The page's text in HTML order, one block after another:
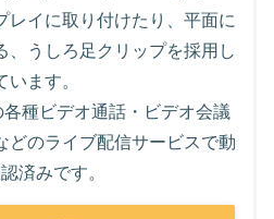
レイに取り付けたり、平面に
、うしろ足クリップを採用し
います。
種ビデオ通話・ビデオ会議
どのライブ配信サービスで動
済みです。